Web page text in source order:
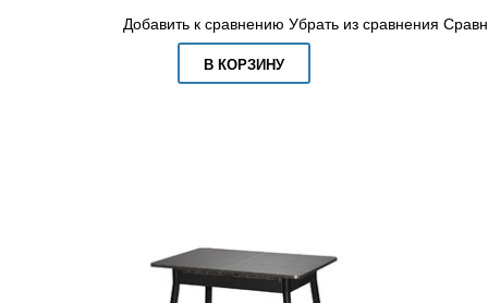
Добавить к сравнению Убрать из сравнения
В КОРЗИНУ